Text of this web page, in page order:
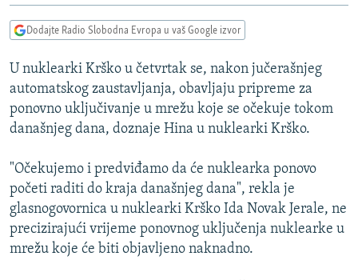
Pređite
na
VIDEO
FOTOGALERIJE
INFOGRAFIKE
PODCASTI
RAT U UKRAJINI
KINA NA BALKANU
RSE PRIČE IZ SVIJETA
ISPRIČAJ MI
DNEVNO@RSE
SPECIJALI RSE
VIŠE OD NASLOVA
PRATITE NAS
Dodajte Radio Slobodna Evropa u vaš Google izvor
U nuklearki Krško u četvrtak se, nakon jučerašnjeg
automatskog zaustavljanja, obavljaju pripreme za
ponovno uključivanje u mrežu koje se očekuje tokom
današnjeg dana, doznaje Hina u nuklearki Krško.
"Očekujemo i predviđamo da će nuklearka ponovo
početi raditi do kraja današnjeg dana", rekla je
glasnogovornica u nuklearki Krško Ida Novak Jerale, ne
precizirajući vrijeme ponovnog uključenja nuklearke u
mrežu koje će biti objavljeno naknadno.